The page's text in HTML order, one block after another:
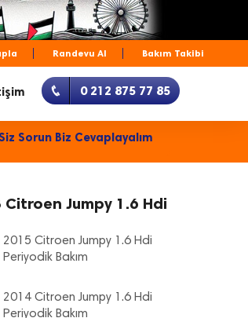
Randevu Al Bakım Takibi
0 212 875 77 85
Siz Sorun Biz Cevaplayalım
Citroen Jumpy 1.6 Hdi
2015 Citroen Jumpy 1.6 Hdi
Periyodik Bakım
2014 Citroen Jumpy 1.6 Hdi
Periyodik Bakım